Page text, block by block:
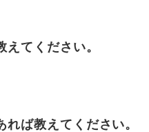
てください。
ば教えてください。